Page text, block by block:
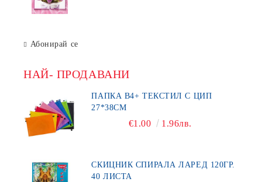
Абонирай се
НАЙ- ПРОДАВАНИ
ПАПКА В4+ ТЕКСТИЛ С ЦИП
27*38СМ
€1.00 1.96лв.
СКИЦНИК СПИРАЛА ЛАРЕД 120ГР.
40 ЛИСТА